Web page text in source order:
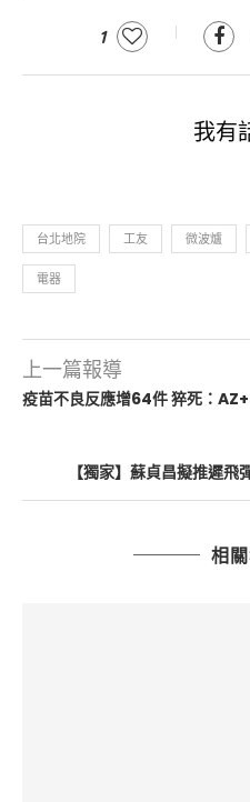
1
我有
台北地院 工友 微波爐
電器
上一篇報導
疫苗不良反應增64件 猝死：
【獨家】蘇貞昌擬推遲
相